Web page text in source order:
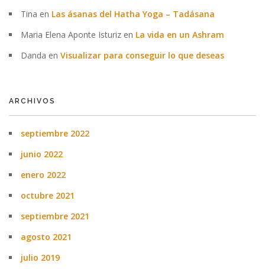
Tina en Las ásanas del Hatha Yoga – Tadásana
Maria Elena Aponte Isturiz en La vida en un Ashram
Danda en Visualizar para conseguir lo que deseas
ARCHIVOS
septiembre 2022
junio 2022
enero 2022
octubre 2021
septiembre 2021
agosto 2021
julio 2019